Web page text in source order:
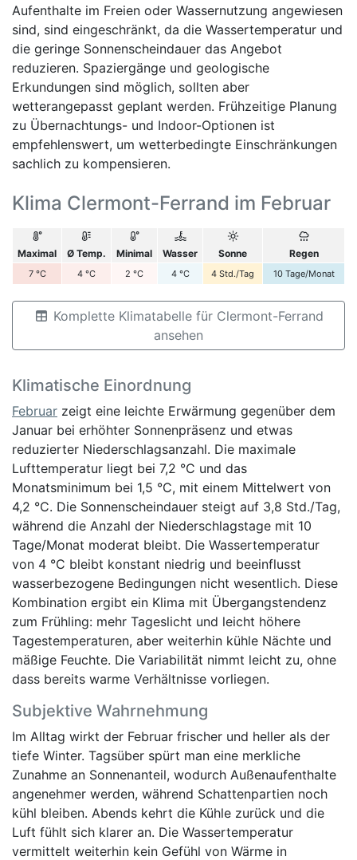
Aufenthalte im Freien oder Wassernutzung angewiesen
sind, sind eingeschränkt, da die Wassertemperatur und
die geringe Sonnenscheindauer das Angebot
reduzieren. Spaziergänge und geologische
Erkundungen sind möglich, sollten aber
wetterangepasst geplant werden. Frühzeitige Planung
zu Übernachtungs- und Indoor-Optionen ist
empfehlenswert, um wetterbedingte Einschränkungen
sachlich zu kompensieren.
Klima Clermont-Ferrand im Februar
Maximal Ø Temp. Minimal Wasser Sonne Regen
7 °C 4 °C 2 °C 4 °C 4 Std./Tag 10 Tage/Monat
Komplette Klimatabelle für Clermont-Ferrand
ansehen
Klimatische Einordnung
Februar zeigt eine leichte Erwärmung gegenüber dem
Januar bei erhöhter Sonnenpräsenz und etwas
reduzierter Niederschlagsanzahl. Die maximale
Lufttemperatur liegt bei 7,2 °C und das
Monatsminimum bei 1,5 °C, mit einem Mittelwert von
4,2 °C. Die Sonnenscheindauer steigt auf 3,8 Std./Tag,
während die Anzahl der Niederschlagstage mit 10
Tage/Monat moderat bleibt. Die Wassertemperatur
von 4 °C bleibt konstant niedrig und beeinflusst
wasserbezogene Bedingungen nicht wesentlich. Diese
Kombination ergibt ein Klima mit Übergangstendenz
zum Frühling: mehr Tageslicht und leicht höhere
Tagestemperaturen, aber weiterhin kühle Nächte und
mäßige Feuchte. Die Variabilität nimmt leicht zu, ohne
dass bereits warme Verhältnisse vorliegen.
Subjektive Wahrnehmung
Im Alltag wirkt der Februar frischer und heller als der
tiefe Winter. Tagsüber spürt man eine merkliche
Zunahme an Sonnenanteil, wodurch Außenaufenthalte
angenehmer werden, während Schattenpartien noch
kühl bleiben. Abends kehrt die Kühle zurück und die
Luft fühlt sich klarer an. Die Wassertemperatur
vermittelt weiterhin kein Gefühl von Wärme in